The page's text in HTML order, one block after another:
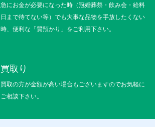
急にお金が必要になった時（冠婚葬祭・飲み会・給料
日まで待てない等）でも大事な品物を手放したくない
時、便利な「質預かり」をご利用下さい。
買取り
買取の方が金額が高い場合もございますのでお気軽に
ご相談下さい。